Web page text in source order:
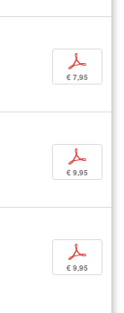
p
€ 7,95
p
€ 9,95
p
€ 9,95